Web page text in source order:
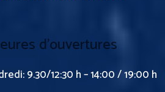
d’ouvertures
9.30/12:30 h – 14:00 / 19:00 h